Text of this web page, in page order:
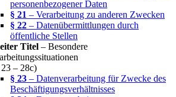
personenbezogener Daten
§ 21 – Verarbeitung zu anderen Zwecken
§ 22 – Datenübermittlungen durch
öffentliche Stellen
Titel – Besondere
– 28c)
§ 23 – Datenverarbeitung für Zwecke des
Beschäftigungsverhältnisses